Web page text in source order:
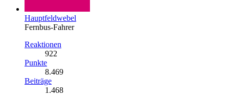
Hauptfeldwebel
Fernbus-Fahrer
Reaktionen
922
Punkte
8.469
Beiträge
1.468